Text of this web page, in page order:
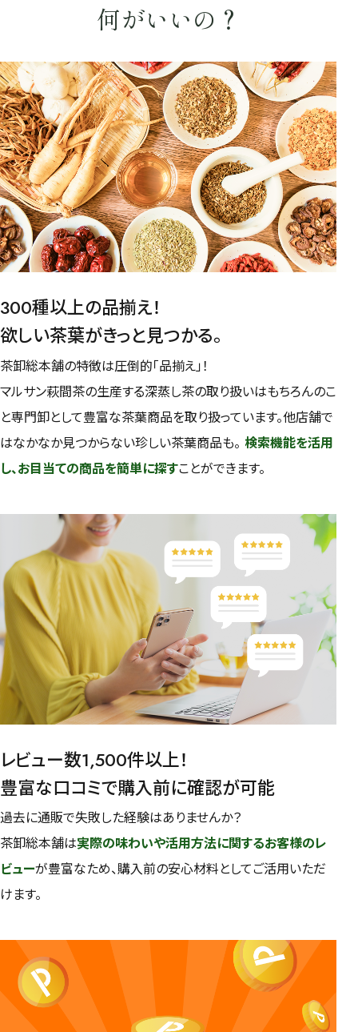
ルイボス 深蒸し茶業務用
予算・価格で探す
〜 円
茶葉を選択
健康茶 ハーブティー 緑茶
中国茶
紅茶
容量を選択
50g 100g
検索
何がいいの？
300種以上の品揃え！
欲しい茶葉がきっと見つかる。
茶卸総本舗の特徴は圧倒的「品揃え」！
マルサン萩間茶の生産する深蒸し茶の取り扱いはもちろんのこ
と専門卸として豊富な茶葉商品を取り扱っています。他店舗で
はなかなか見つからない珍しい茶葉商品も。 検索機能を活用
し、お目当ての商品を簡単に探すことができます。
レビュー数1,500件以上！
豊富な口コミで購入前に確認が可能
過去に通販で失敗した経験はありませんか？
茶卸総本舗は実際の味わいや活用方法に関するお客様のレ
ビューが豊富なため、購入前の安心材料としてご活用いただ
けます。